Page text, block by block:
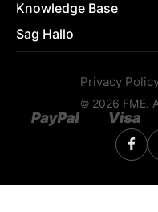
Knowledge Base
Sag Hallo
Privacy
© 2026 FME.